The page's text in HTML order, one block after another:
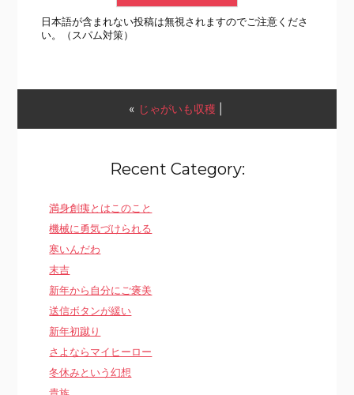
日本語が含まれない投稿は無視されますのでご注意くださ
い。（スパム対策）
« じゃがいも収穫
Recent Category:
満身創痍とはこのこと
機械に勇気づけられる
寒いんだわ
末吉
新年から自分にご褒美
送信ボタンが緩い
新年初蹴り
さよならマイヒーロー
冬休みという幻想